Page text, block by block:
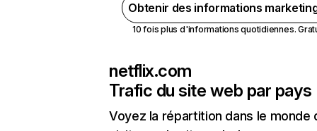
Obtenir des informations
10 fois plus d'informations quotidiennes.
netflix.com
Trafic du site web par pays
Voyez la répartition dans le monde